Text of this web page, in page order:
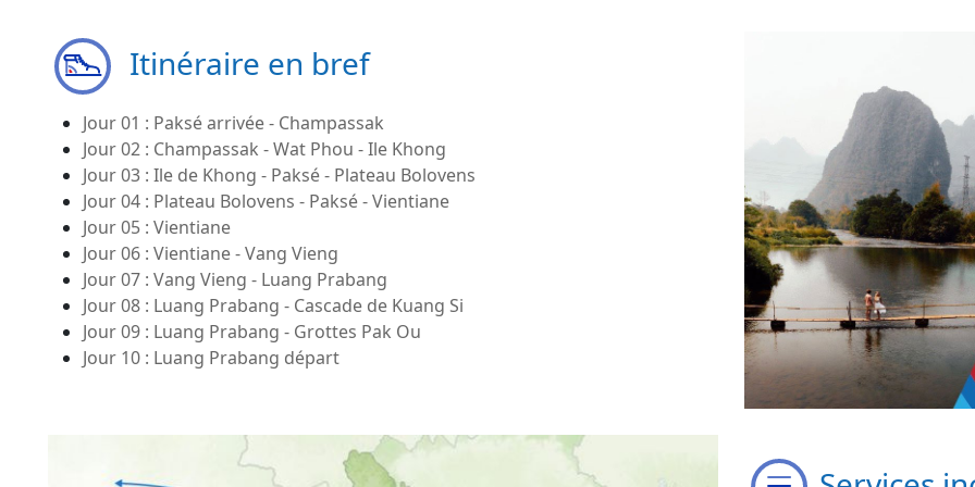
Itinéraire en bref
Jour 01 : Paksé arrivée - Champassak
Jour 02 : Champassak - Wat Phou - Ile Khong
Jour 03 : Ile de Khong - Paksé - Plateau Bolovens
Jour 04 : Plateau Bolovens - Paksé - Vientiane
Jour 05 : Vientiane
Jour 06 : Vientiane - Vang Vieng
Jour 07 : Vang Vieng - Luang Prabang
Jour 08 : Luang Prabang - Cascade de Kuang Si
Jour 09 : Luang Prabang - Grottes Pak Ou
Jour 10 : Luang Prabang départ